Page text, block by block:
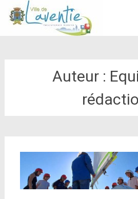
Ville de Laventie
Auteur :